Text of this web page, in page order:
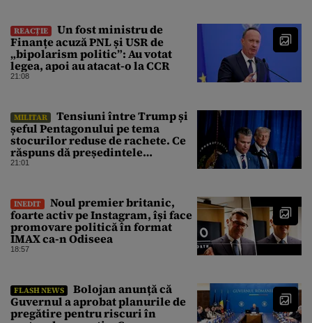
REACȚIE
Un fost ministru de
Finanțe acuză PNL și USR de
„bipolarism politic”: Au votat
legea, apoi au atacat-o la CCR
21:08
MILITAR
Tensiuni între Trump și
șeful Pentagonului pe tema
stocurilor reduse de rachete. Ce
răspuns dă președintele
american
21:01
INEDIT
Noul premier britanic,
foarte activ pe Instagram, își face
promovare politică în format
IMAX ca-n Odiseea
18:57
FLASH NEWS
Bolojan anunță că
Guvernul a aprobat planurile de
pregătire pentru riscuri în